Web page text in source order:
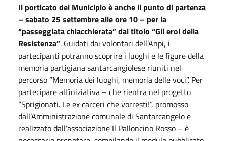
Il porticato del Municipio è anche il punto di partenza
– sabato 25 settembre alle ore 10 – per la
“passeggiata chiacchierata” dal titolo “Gli eroi della
Resistenza”. Guidati dai volontari dell’Anpi, i
partecipanti potranno scoprire i luoghi e le figure della
memoria partigiana santarcangiolese riuniti nel
percorso “Memoria dei luoghi, memoria delle voci”. Per
partecipare all’iniziativa – che rientra nel progetto
“Sprigionati. Le ex carceri che vorresti!”, promosso
dall’Amministrazione comunale di Santarcangelo e
realizzato dall’associazione Il Palloncino Rosso – è